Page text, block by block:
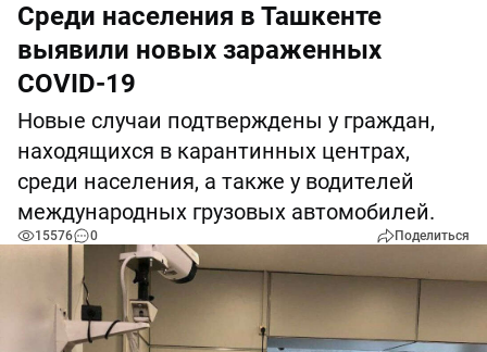
Среди населения в Ташкенте
выявили новых зараженных
COVID-19
Новые случаи подтверждены у граждан,
находящихся в карантинных центрах,
среди населения, а также у водителей
международных грузовых автомобилей.
15576 0 Поделиться